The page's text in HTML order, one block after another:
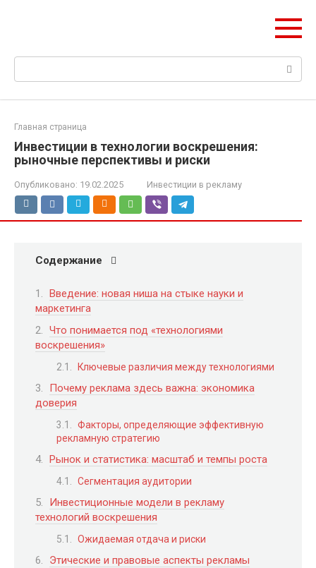
Поиск:
Главная страница
Инвестиции в технологии воскрешения:
рыночные перспективы и риски
Опубликовано: 19.02.2025 Инвестиции в рекламу
Содержание
Введение: новая ниша на стыке науки и
маркетинга
Что понимается под «технологиями
воскрешения»
Ключевые различия между технологиями
Почему реклама здесь важна: экономика
доверия
Факторы, определяющие эффективную
рекламную стратегию
Рынок и статистика: масштаб и темпы роста
Сегментация аудитории
Инвестиционные модели в рекламу
технологий воскрешения
Ожидаемая отдача и риски
Этические и правовые аспекты рекламы